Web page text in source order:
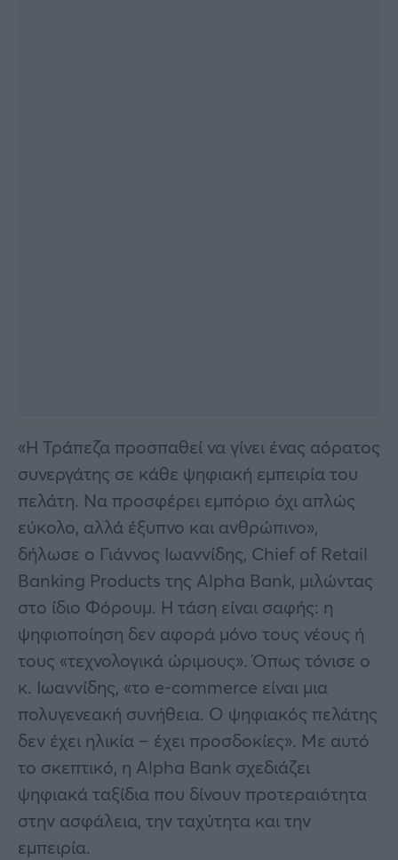
«Η Τράπεζα προσπαθεί να γίνει ένας αόρατος
συνεργάτης σε κάθε ψηφιακή εμπειρία του
πελάτη. Να προσφέρει εμπόριο όχι απλώς
εύκολο, αλλά έξυπνο και ανθρώπινο»,
δήλωσε ο Γιάννος Ιωαννίδης, Chief of Retail
Banking Products της Alpha Bank, μιλώντας
στο ίδιο Φόρουμ. Η τάση είναι σαφής: η
ψηφιοποίηση δεν αφορά μόνο τους νέους ή
τους «τεχνολογικά ώριμους». Όπως τόνισε ο
κ. Ιωαννίδης, «το e-commerce είναι μια
πολυγενεακή συνήθεια. Ο ψηφιακός πελάτης
δεν έχει ηλικία – έχει προσδοκίες». Με αυτό
το σκεπτικό, η Alpha Bank σχεδιάζει
ψηφιακά ταξίδια που δίνουν προτεραιότητα
στην ασφάλεια, την ταχύτητα και την
εμπειρία.